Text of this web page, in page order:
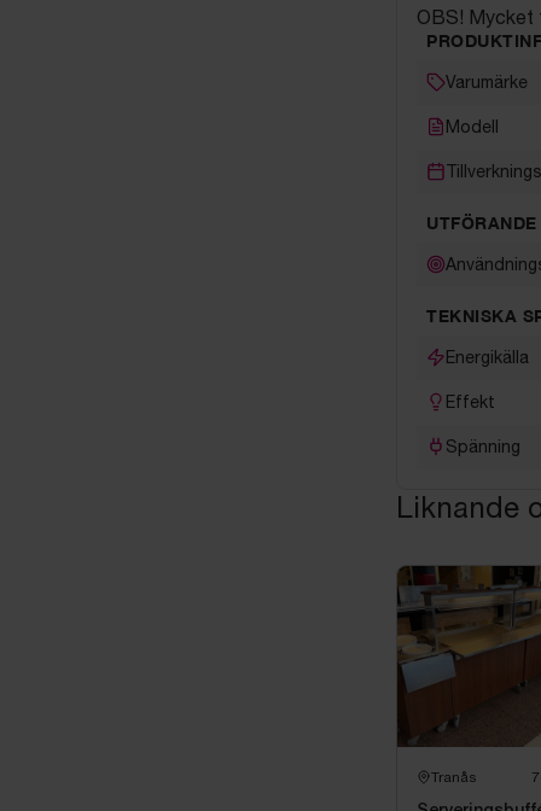
OBS! Mycket
Varumärke
Modell
UTFÖRANDE
TEKNISKA
Energikälla
Effekt
Spänning
Liknande
Tranås